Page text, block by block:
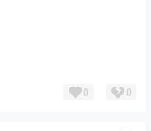
0 0